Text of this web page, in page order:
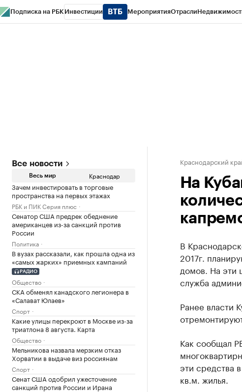
Подписка на РБК Инвестиции МероприятияОтрасли
Все новости
Весь мир Краснодар
Зачем инвестировать в торговые
пространства на первых этажах
РБК и ПИК Серия плюс
Сенатор США предрек обеднение
американцев из-за санкций против
России
Политика
В вузах рассказали, как прошла одна из
«самых жарких» приемных кампаний
РАДИО
Общество
СКА обменял канадского легионера в
«Салават Юлаев»
Спорт
Какие улицы перекроют в Москве из-за
триатлона 8 августа. Карта
Общество
Мельникова назвала мерзким отказ
Хорватии в выдаче виз россиянам
Спорт
Сенат США одобрил ужесточение
санкций против России и Ирана
Краснодарский
На
В
2017г.
домов. На эти
служба
Ранее власти
Как сообщал
эти средства
кв.м. жилья.